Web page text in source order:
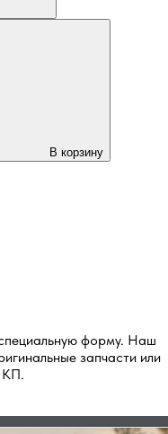
В корзину
форму. Наш
запчасти или
КП.